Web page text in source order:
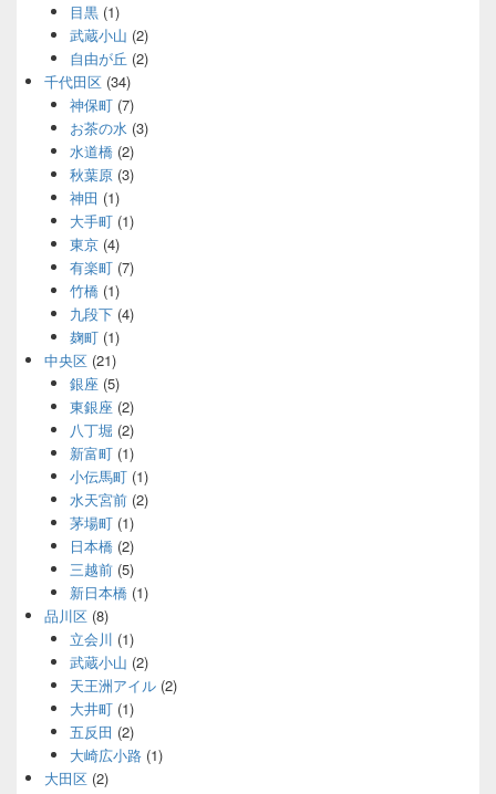
目黒(1)
武蔵小山 (2)
自由が丘 (2)
千代田区 (34)
神保町(7)
お茶の水(3)
水道橋(2)
秋葉原(3)
神田 (1)
大手町(1)
東京(4)
有楽町(7)
竹橋(1)
九段下(4)
麹町(1)
中央区 (21)
銀座(5)
東銀座(2)
八丁堀 (2)
新富町(1)
小伝馬町(1)
水天宮前(2)
茅場町(1)
日本橋(2)
三越前(5)
新日本橋(1)
品川区 (8)
立会川 (1)
武蔵小山 (2)
天王洲アイル(2)
大井町(1)
五反田 (2)
大崎広小路(1)
大田区 (2)